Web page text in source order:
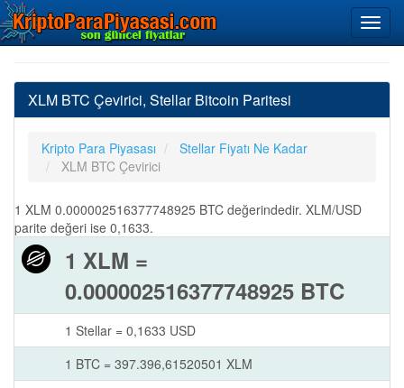
XLM BTC Çevirici, Stellar Bitcoin Paritesi
Kripto Para Piyasası
Stellar Fiyatı Ne Kadar
XLM BTC Çevirici
1 XLM 0.000002516377748925 BTC değerindedir. XLM/USD
parite değeri ise 0,1633.
1 XLM =
0.000002516377748925 BTC
1 Stellar = 0,1633 USD
1 BTC = 397.396,61520501 XLM